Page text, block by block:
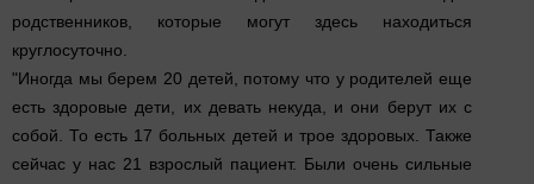
родственников, которые могут здесь находиться
круглосуточно.
"Иногда мы берем 20 детей, потому что у родителей еще
есть здоровые дети, их девать некуда, и они берут их с
собой. То есть 17 больных детей и трое здоровых. Также
сейчас у нас 21 взрослый пациент. Были очень сильные